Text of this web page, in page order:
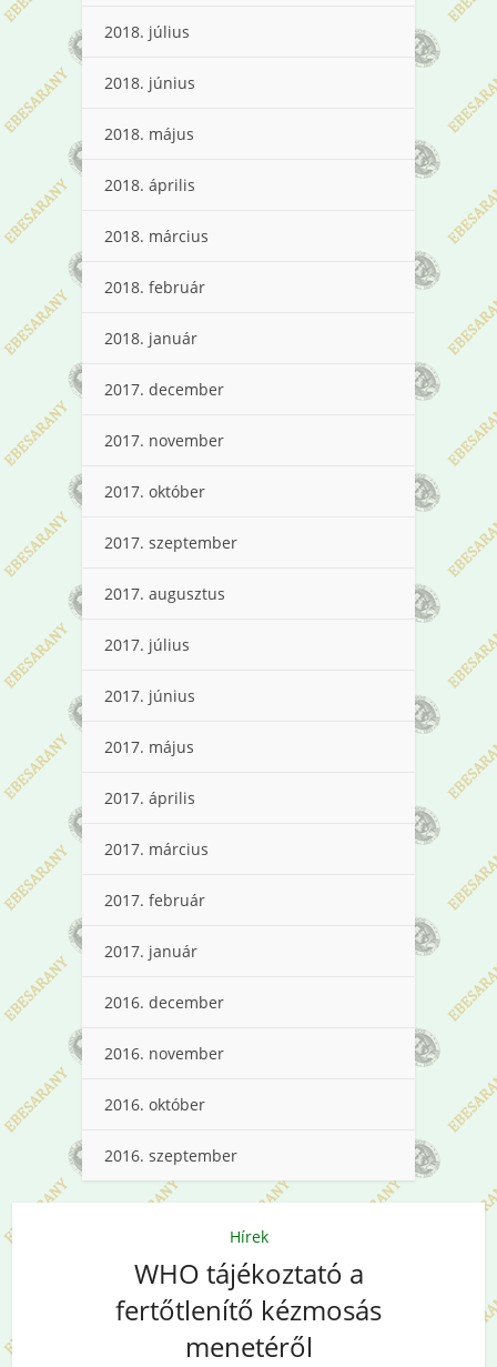
2018. július
2018. június
2018. május
2018. április
2018. március
2018. február
2018. január
2017. december
2017. november
2017. október
2017. szeptember
2017. augusztus
2017. július
2017. június
2017. május
2017. április
2017. március
2017. február
2017. január
2016. december
2016. november
2016. október
2016. szeptember
Hírek
WHO tájékoztató a
fertőtlenítő kézmosás
menetéről